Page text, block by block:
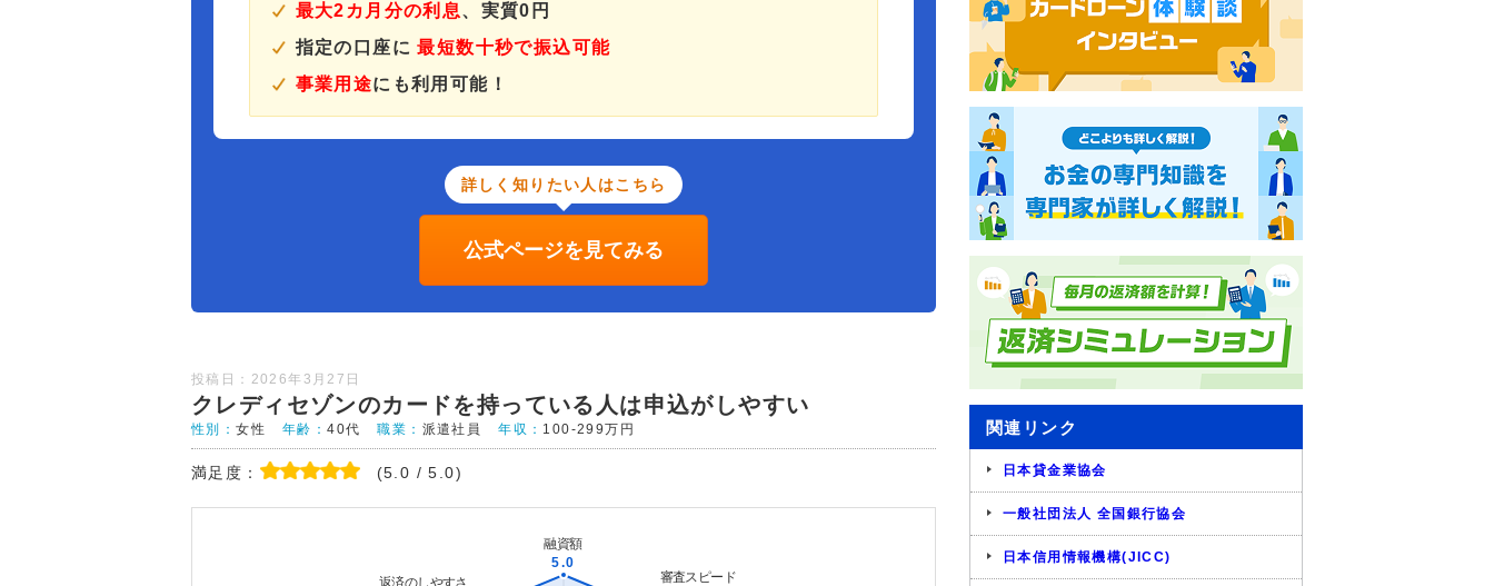
最大2カ月分の利息、実質0円
指定の口座に最短数十秒で振込可能
事業用途にも利用可能！
詳しく知りたい人はこちら
公式ページを見てみる
投稿日：2026年3月27日
クレディセゾンのカードを持っている人は申込がしやすい
性別：女性 年齢：40代 職業： 派遣社員 年収： 100-299万円
満足度： (5.0 / 5.0)
関連リンク
日本貸金業協会
一般社団法人 全国銀行協会
日本信用情報機構(JICC)